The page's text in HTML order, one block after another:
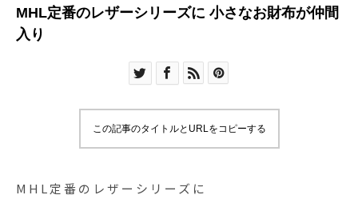
MHL定番のレザーシリーズに 小さなお財布が仲間
入り
この記事のタイトルとURLをコピーする
MHL定番のレザーシリーズに